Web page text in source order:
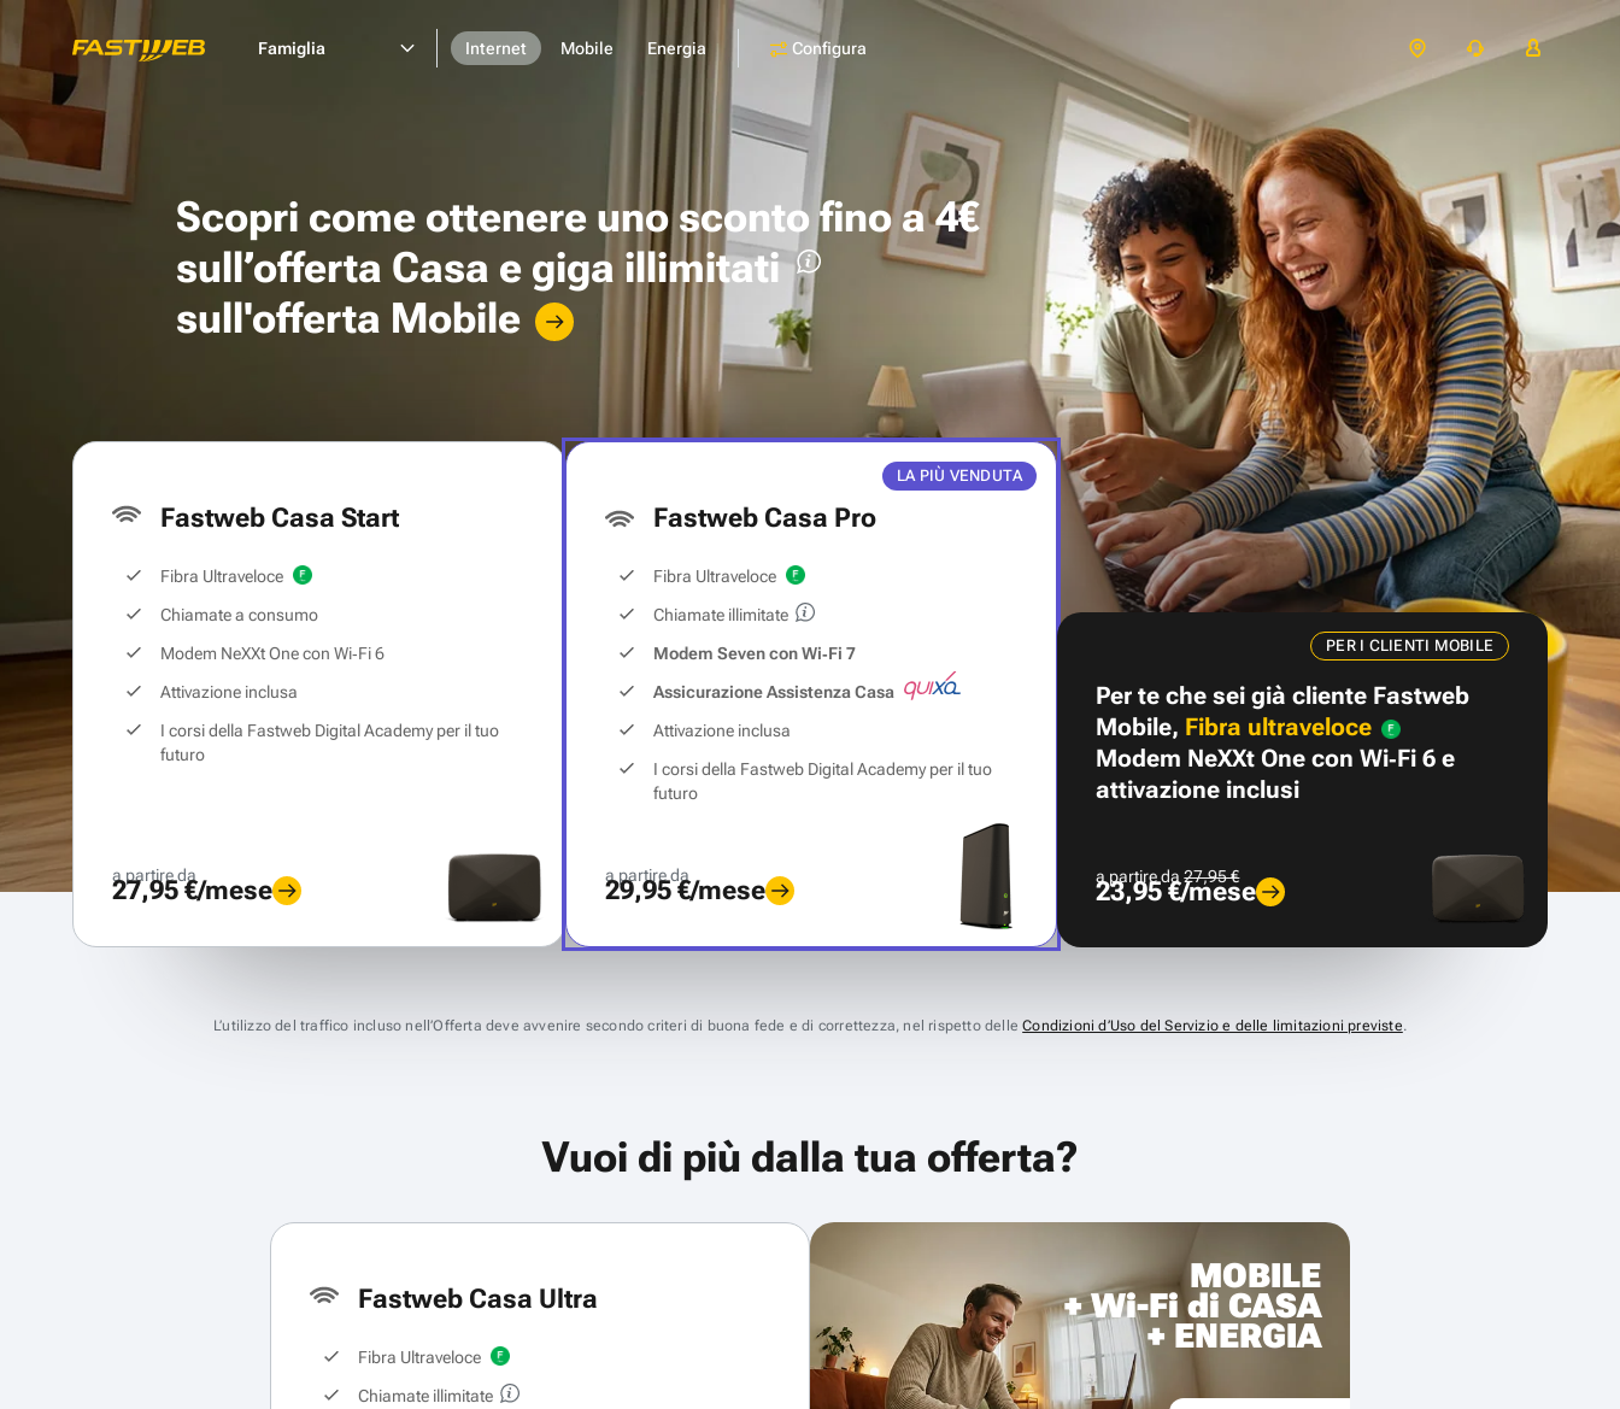
Famiglia Internet Mobile Energia Configura
Scopri come ottenere unosconto fino a 4€
sull’offerta Casa e giga illimitati
sull'offerta Mobile
Fastweb Casa Start
Fibra Ultraveloce
Chiamate a consumo
Modem NeXXt One con Wi‑Fi 6
Attivazione inclusa
I corsi della Fastweb Digital Academy per il tuo
futuro
a partire da
27,95 €/mese
LA PIÙ VENDUTA
Fastweb Casa Pro
Fibra Ultraveloce
Chiamate illimitate
Modem Seven con Wi‑Fi 7
Assicurazione Assistenza Casa
Attivazione inclusa
I corsi della Fastweb Digital Academy per il tuo
futuro
a partire da
29,95 €/mese
PER I CLIENTI MOBILE
Per te che sei già cliente Fastweb
Mobile, Fibra ultraveloce
Modem NeXXt One con Wi‑Fi 6 e
attivazione inclusi
a partire da27,95 €
23,95 €/mese
L’utilizzo del traffico incluso nell’Offerta deve avvenire secondo criteri di buona fede e di correttezza, nel rispetto delleCondizioni d’Uso del Servizio e delle limitazioni previste.
Vuoi di più dalla tua offerta?
Fastweb Casa Ultra
Fibra Ultraveloce
Chiamate illimitate
MOBILE
+ Wi-Fi di CASA
+ ENERGIA